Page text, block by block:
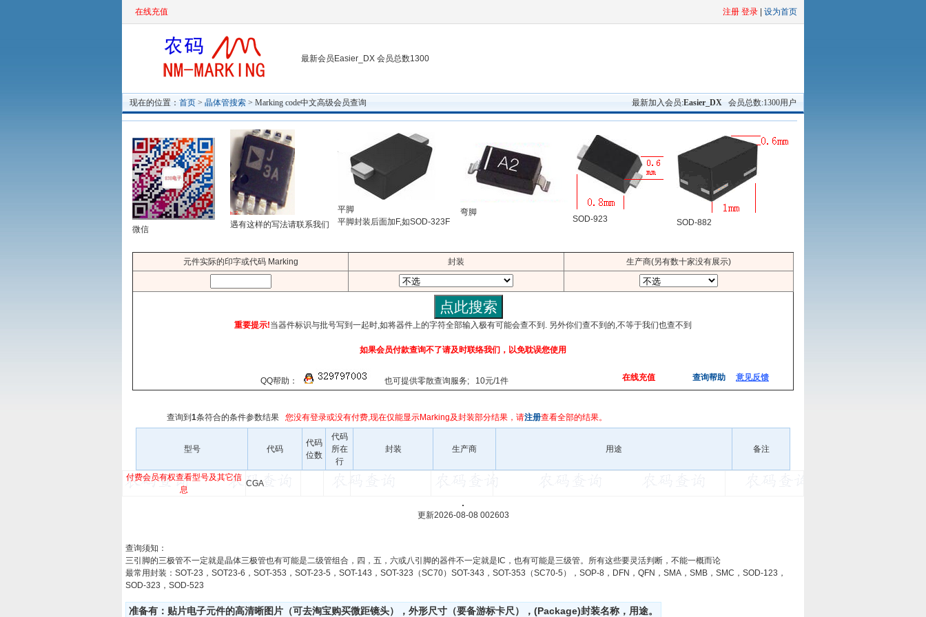
在线充值 注册 登录 设为首页
最新会员Easier_DX 会员总数1300
现在的位置： 首页 > 晶体管搜索 > Marking code中文高级会员查询 最新加入会员:Easier_DX 会员总数:1300用户
微信 遇有这样的写法请联系我们
平脚
平脚封装后面加F,如SOD-323F
弯脚
SOD-923 SOD-882
元件实际的印字或代码 Marking 封装 生产商(另有数十家没有展示)
重要提示!当器件标识与批号写到一起时,如将器件上的字符全部输入极有可能会查不到. 另外你们查不到的,不等于我们也查不到
如果会员付款查询不了请及时联络我们，以免耽误您使用
QQ帮助： 也可提供零散查询服务; 10元/1件 在线充值 查询帮助 意见反馈
查询到 1条符合的条件参数结果 您没有登录或没有付费,现在仅能显示Marking及封装部分结果，请注册查看全部的结果。
型号 代码
代码
位数
代码
所在
行
封装 生产商 用途 备注
付费会员有权查看型号及其它信
息
CGA
.
更新2026-08-08 002603
查询须知：
三引脚的三极管不一定就是晶体三极管也有可能是二级管组合，四，五，六或八引脚的器件不一定就是IC，也有可能是三级管。所有这些要灵活判断，不能一概而论
最常用封装：SOT-23，SOT23-6，SOT-353，SOT-23-5，SOT-143，SOT-323（SC70）SOT-343，SOT-353（SC70-5），SOP-8，DFN，QFN，SMA，SMB，SMC，SOD-123，
SOD-323，SOD-523
准备有：贴片电子元件的高清晰图片（可去淘宝购买微距镜头），外形尺寸（要备游标卡尺），(Package)封装名称，用途。